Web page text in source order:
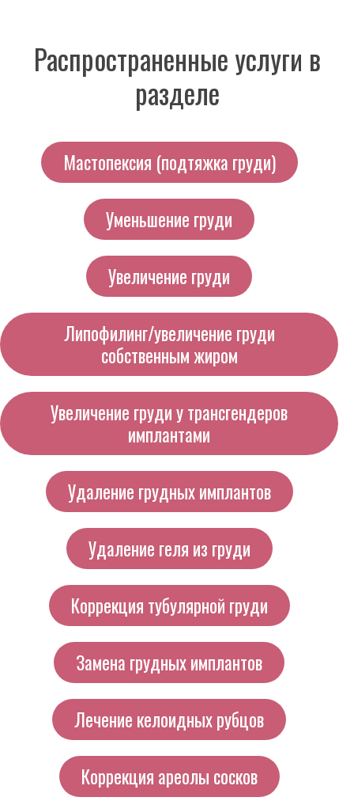
Распространенные услуги в
разделе
Мастопексия (подтяжка груди)
Уменьшение груди
Увеличение груди
Липофилинг/увеличение груди
собственным жиром
Увеличение груди у трансгендеров
имплантами
Удаление грудных имплантов
Удаление геля из груди
Коррекция тубулярной груди
Замена грудных имплантов
Лечение келоидных рубцов
Коррекция ареолы сосков